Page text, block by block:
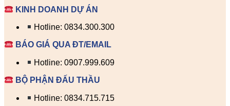
KINH DOANH DỰ ÁN
Hotline: 0834.300.300
BÁO GIÁ QUA ĐT/EMAIL
Hotline: 0907.999.609
BỘ PHẬN ĐẤU THẦU
Hotline: 0834.715.715